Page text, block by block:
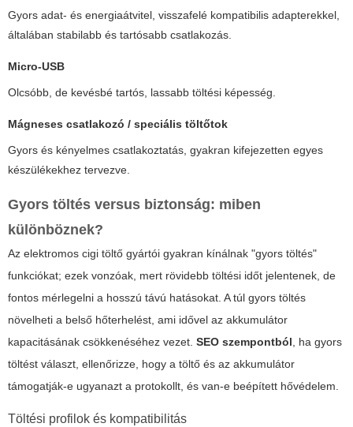
Gyors adat- és energiaátvitel, visszafelé kompatibilis adapterekkel,
általában stabilabb és tartósabb csatlakozás.
Micro-USB
Olcsóbb, de kevésbé tartós, lassabb töltési képesség.
Mágneses csatlakozó / speciális töltőtok
Gyors és kényelmes csatlakoztatás, gyakran kifejezetten egyes
készülékekhez tervezve.
Gyors töltés versus biztonság: miben
különböznek?
Az elektromos cigi töltő gyártói gyakran kínálnak "gyors töltés"
funkciókat; ezek vonzóak, mert rövidebb töltési időt jelentenek, de
fontos mérlegelni a hosszú távú hatásokat. A túl gyors töltés
növelheti a belső hőterhelést, ami idővel az akkumulátor
kapacitásának csökkenéséhez vezet. SEO szempontból, ha gyors
töltést választ, ellenőrizze, hogy a töltő és az akkumulátor
támogatják-e ugyanazt a protokollt, és van-e beépített hővédelem.
Töltési profilok és kompatibilitás